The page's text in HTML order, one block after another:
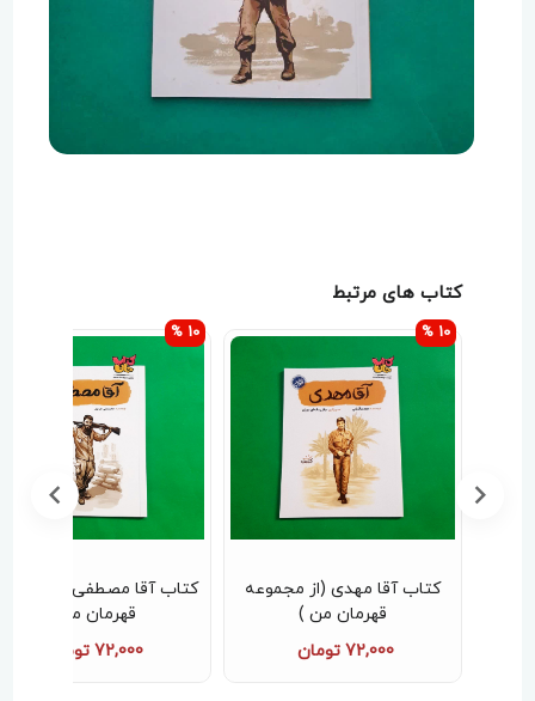
کتاب های مرتبط
کتاب آقا مهدی (از مجموعه
قهرمان من )
72,000 تومان
10 %
کتاب آقا مصطفی (از
قهرمان من )
72,000 تومان
10 %